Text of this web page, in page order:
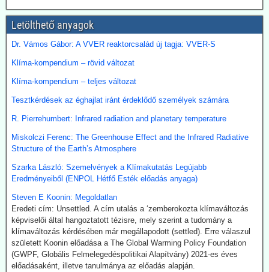
megoldást jelent a földgáz-megtakarításra. Mivel Japán a Hormuz
szoroson keresztül kapta olaj és földgázszállítmányait, a
történelemben először vásárolt közvetlenül az USA-ból kőolajat.
Emellett megnöveli saját kitermelését, és kacsingat az orosz
beszállításokra is.
2026.07.22. Finance.yahoo: Kerozin a hulladék
étolajból és egyéb alternatív forrásokból - India a
startvonalon
lehet gyártani, hanem kerozint is. Az így nyert üzemanyag neve
Sustainable Aviation Fuel (fenntartható kerozin, SAF). Előállítása
ma 2-5-ször drágább, mint a hagyományos keroziné, de
klímavédelmi okok miatt a légitársaságok érdeklődnek az
India új utat céloz meg az előállításnál. A mezőgazdasági
hulladékokból (magas CO-tartalmú) szintézisgázt lehet gyártani,
amit a Fischer-Tropsch eljárás szerint hidrogénnel reagáltatva
folyékony szénhidrogén-keveréket, azaz benzint kapunk. A folyamat
megfelelő irányításánál a végtermék kerozin. A hidrogént -
legalábbis indiai források szerint elektrolízissel kívánják előállítani.
Kommentárunk: Semmi kifogásunk nincs a zöld technológiák ellen.
Letölthető anyagok
Dr. Vámos Gábor: A VVER reaktorcsalád új tagja: VVER-S
Klíma-kompendium – rövid változat
Klíma-kompendium – teljes változat
Tesztkérdések az éghajlat iránt érdeklődő személyek számára
R. Pierrehumbert: Infrared radiation and planetary temperature
Miskolczi Ferenc: The Greenhouse Effect and the Infrared Radiative
Structure of the Earth’s Atmosphere
Szarka László: Szemelvények a Klímakutatás Legújabb
Eredményeiből (ENPOL Hétfő Esték előadás anyaga)
Steven E Koonin: Megoldatlan
Eredeti cím: Unsettled. A cím utalás a ‘zemberokozta klímaváltozás
képviselői által hangoztatott tézisre, mely szerint a tudomány a
klímaváltozás kérdésében már megállapodott (settled). Erre válaszul
született Koonin előadása a The Global Warming Policy Foundation
(GWPF, Globális Felmelegedéspolitikai Alapítvány) 2021-es éves
előadásaként, illetve tanulmánya az előadás alapján.